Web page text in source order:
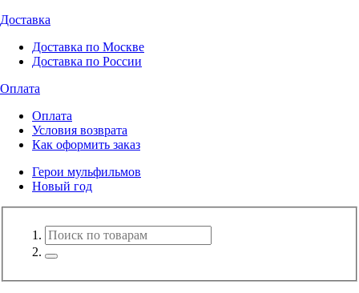
Доставка
Доставка по Москве
Доставка по России
Оплата
Оплата
Условия возврата
Как оформить заказ
Герои мульфильмов
Новый год